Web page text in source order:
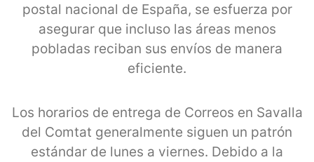
postal nacional de España, se esfuerza por
asegurar que incluso las áreas menos
pobladas reciban sus envíos de manera
eficiente.
Los horarios de entrega de Correos en Savalla
del Comtat generalmente siguen un patrón
estándar de lunes a viernes. Debido a la